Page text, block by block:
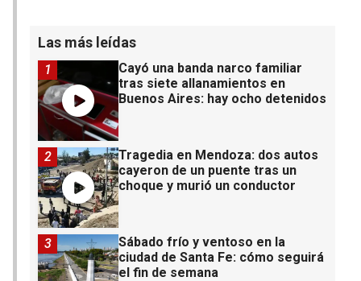
Las más leídas
Cayó una banda narco familiar
tras siete allanamientos en
Buenos Aires: hay ocho detenidos
1
Tragedia en Mendoza: dos autos
cayeron de un puente tras un
choque y murió un conductor
2
Sábado frío y ventoso en la
ciudad de Santa Fe: cómo seguirá
el fin de semana
3